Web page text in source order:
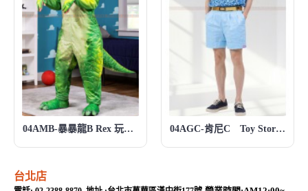
04AMB-暴暴龍B Rex 玩具總動員系列 Toy Story 玩具總動員 04AGC-肯尼C Toy Story 玩具總動員
台北店